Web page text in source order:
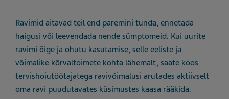
Ravimid aitavad teil end paremini tunda, ennetada
haigusi või leevendada nende sümptomeid. Kui uurite
ravimi õige ja ohutu kasutamise, selle eeliste ja
võimalike kõrvaltoimete kohta lähemalt, saate koos
tervishoiutöötajatega ravivõimalusi arutades aktiivselt
oma ravi puudutavates küsimustes kaasa rääkida.